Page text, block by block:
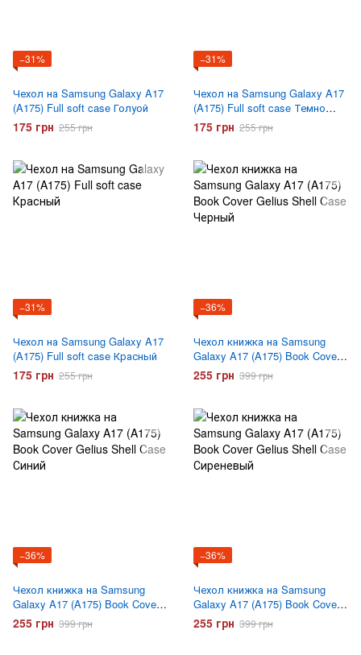
−31%
Чехол на Samsung Galaxy A17
(A175) Full soft case Голуой
175 грн 255 грн
−31%
Чехол на Samsung Galaxy A17
(A175) Full soft case Темно
синий
175 грн 255 грн
−31%
Чехол на Samsung Galaxy A17
(A175) Full soft case Красный
175 грн 255 грн
−36%
Чехол книжка на Samsung
Galaxy A17 (A175) Book Cover
Gelius Shell Case Черный
255 грн 399 грн
−36%
Чехол книжка на Samsung
Galaxy A17 (A175) Book Cover
Gelius Shell Case Синий
255 грн 399 грн
−36%
Чехол книжка на Samsung
Galaxy A17 (A175) Book Cover
Gelius Shell Case Сиреневый
255 грн 399 грн